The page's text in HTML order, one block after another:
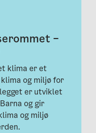
–
klima er et
og miljø for
er utviklet
og gir
og miljø